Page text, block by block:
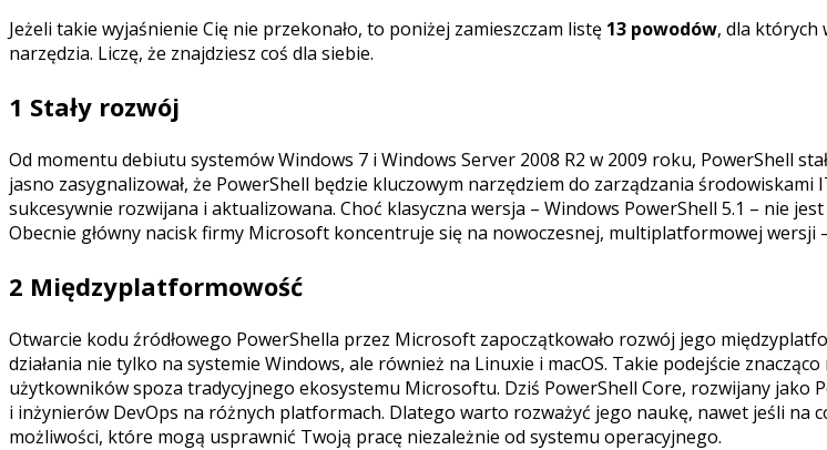
Jeżeli takie wyjaśnienie Cię nie przekonało, to poniżej zamieszczam listę 13 powodów, dla których
narzędzia. Liczę, że znajdziesz coś dla siebie.
1 Stały rozwój
Od momentu debiutu systemów Windows 7 i Windows Server 2008 R2 w 2009 roku, PowerShell
jasno zasygnalizował, że PowerShell będzie kluczowym narzędziem do zarządzania
sukcesywnie rozwijana i aktualizowana. Choć klasyczna wersja – Windows PowerShell 5.1 – nie
Obecnie główny nacisk firmy Microsoft koncentruje się na nowoczesnej, multiplatformowej wersji
2 Międzyplatformowość
Otwarcie kodu źródłowego PowerShella przez Microsoft zapoczątkowało rozwój jego
działania nie tylko na systemie Windows, ale również na Linuxie i macOS. Takie podejście
użytkowników spoza tradycyjnego ekosystemu Microsoftu. Dziś PowerShell Core, rozwijany
i inżynierów DevOps na różnych platformach. Dlatego warto rozważyć jego naukę, nawet jeśli
możliwości, które mogą usprawnić Twoją pracę niezależnie od systemu operacyjnego.